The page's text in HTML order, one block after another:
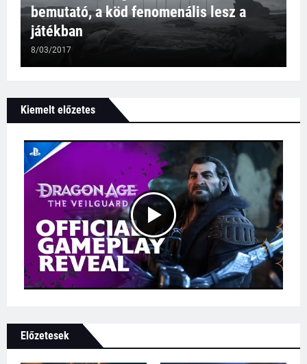
bemutató, a köd fenomenális lesz a
játékban
8/03/2017
Kiemelt előzetes
Előzetesek